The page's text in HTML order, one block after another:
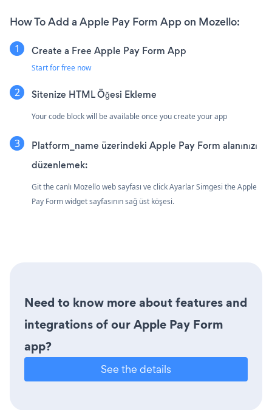
How To Add a Apple Pay Form App on Mozello:
Create a Free Apple Pay Form App
Start for free now
Sitenize HTML Öğesi Ekleme
Your code block will be available once you create your app
Platform_name üzerindeki Apple Pay Form alanınızı
düzenlemek:
Git the canlı Mozello web sayfası ve click Ayarlar Simgesi the Apple
Pay Form widget sayfasının sağ üst köşesi.
Need to know more about features and
integrations of our Apple Pay Form
app?
See the details